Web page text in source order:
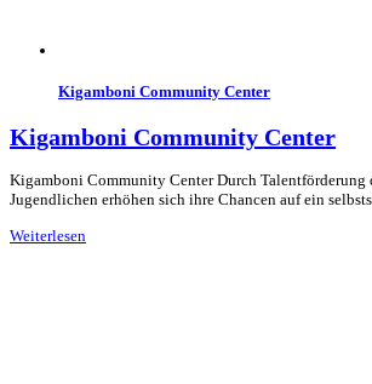
Kigamboni Community Center
Kigamboni Community Center
Kigamboni Community Center Durch
Jugendlichen erhöhen sich ihre Chancen auf ein
Weiterlesen